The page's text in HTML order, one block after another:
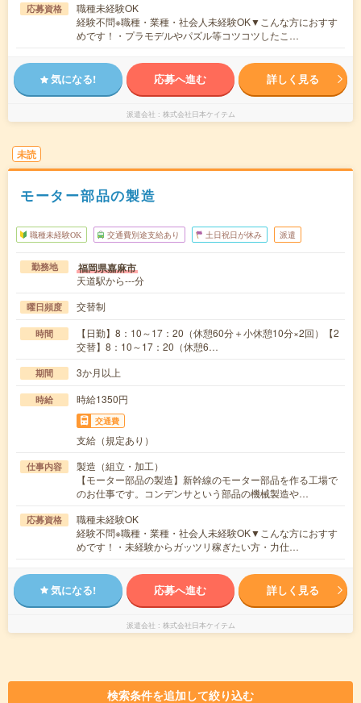
応募資格
職種未経験OK
経験不問※職種・業種・社会人未経験OK▼こんな方におすす
めです！・プラモデルやパズル等コツコツしたこ…
気になる! 応募へ進む 詳しく見る
派遣会社 株式会社日本ケイテム
未読
モーター部品の製造
職種未経験OK 交通費別途支給あり 土日祝日が休み 派遣
勤務地 福岡県嘉麻市
天道駅から---分
曜日頻度 交替制
時間
【日勤】8：10～17：20（休憩60分＋小休憩10分×2回）【2
交替】8：10～17：20（休憩6…
期間 3か月以上
時給 時給1350円
交通費
支給（規定あり）
仕事内容
製造（組立・加工）
【モーター部品の製造】新幹線のモーター部品を作る工場で
のお仕事です。コンデンサという部品の機械製造や…
応募資格
職種未経験OK
経験不問※職種・業種・社会人未経験OK▼こんな方におすす
めです！・未経験からガッツリ稼ぎたい方・力仕…
気になる! 応募へ進む 詳しく見る
派遣会社 株式会社日本ケイテム
検索条件を追加して絞り込む